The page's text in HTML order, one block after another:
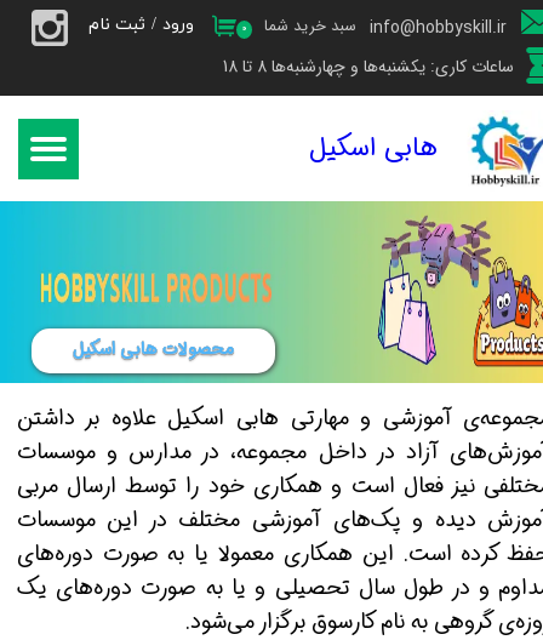
info@hobbyskill.ir
ساعات کاری: یکشنبه‌ها و چهارشنبه‌ها 8 تا 18
۰ سبد خرید شما ورود / ثبت نام
حساب کاربری من
سفارشات
خروج از حساب کاربری
هابی اسکیل
محصولات هابی اسکیل
آموزشی و مهارتی هابی اسکیل علاوه بر داشتن
آزاد در داخل مجموعه، در مدارس و موسسات
نیز فعال است و همکاری خود را توسط ارسال مربی
دیده و پک‌های آموزشی مختلف در این موسسات
کرده است. این همکاری معمولا یا به صورت دوره‌های
و در طول سال تحصیلی و یا به صورت دوره‌های یک
گروهی به نام کارسوق برگزار می‌شود.